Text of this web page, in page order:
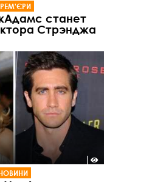
станет
Стрэнджа